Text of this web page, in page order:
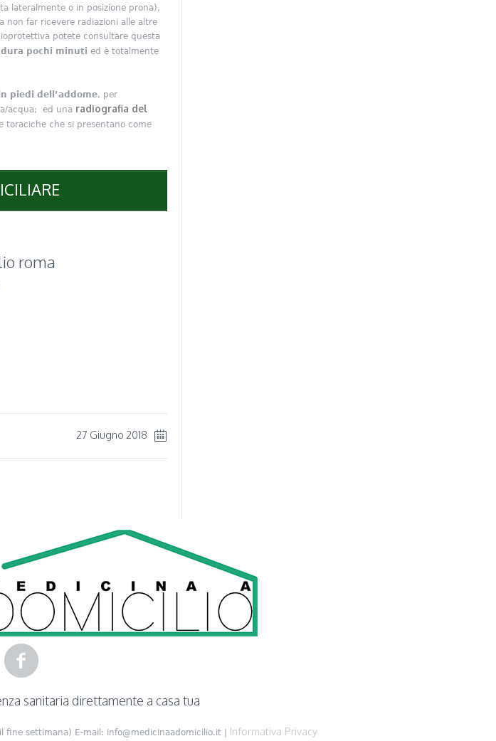
lateralmente o in posizione prona),
non far ricevere radiazioni alle altre
potete consultare questa
dura pochi minuti ed è totalmente
piedi dell’addome, per
acqua; ed una radiografia del
toraciche che si presentano come
roma
27 Giugno 2018
sanitaria direttamente a casa tua
settimana) E-mail: info@medicinaadomicilio.it | Informativa Privacy